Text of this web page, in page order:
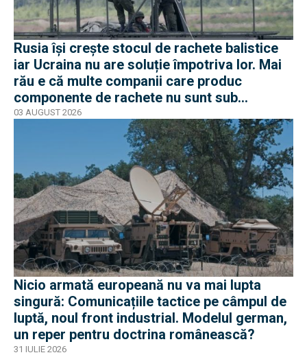
Rusia își crește stocul de rachete balistice
iar Ucraina nu are soluție împotriva lor. Mai
rău e că multe companii care produc
componente de rachete nu sunt sub
sancțiuni în Occident
03 AUGUST 2026
Nicio armată europeană nu va mai lupta
singură: Comunicațiile tactice pe câmpul de
luptă, noul front industrial. Modelul german,
un reper pentru doctrina românească?
31 IULIE 2026